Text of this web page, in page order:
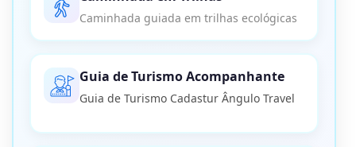
Caminhada guiada em trilhas ecológicas
Guia de Turismo Acompanhante
Guia de Turismo Cadastur Ângulo Travel